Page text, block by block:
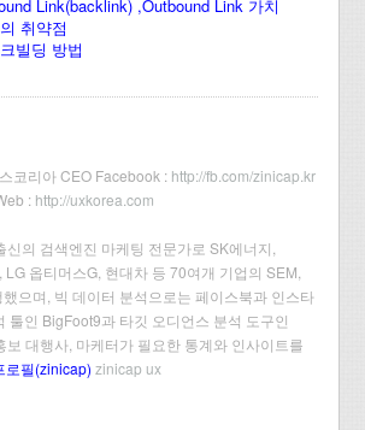
Link(backlink) ,Outbound Link 가치
취약점
빌딩 방법
코리아 CEO Facebook : http://fb.com/zinicap.kr
: http://uxkorea.com
신의 검색엔진 마케팅 전문가로 SK에너지,
옵티머스G, 현대차 등 70여개 기업의 SEM,
으며, 빅 데이터 분석으로는 페이스북과 인스타
툴인 BigFoot9과 타깃 오디언스 분석 도구인
보 대행사, 마케터가 필요한 통계와 인사이트를
로필(zinicap) zinicap ux